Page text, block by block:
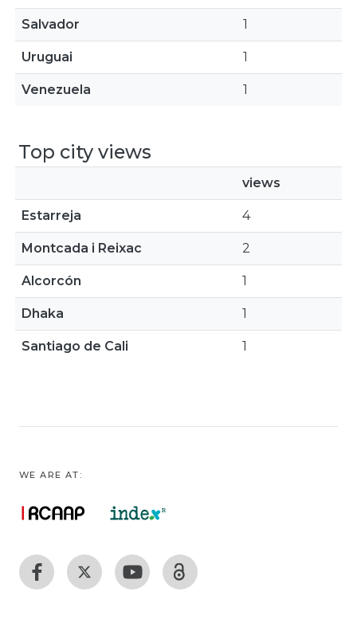
Salvador 1
Uruguai 1
Venezuela 1
Top city views
views
Estarreja 4
Montcada i Reixac 2
Alcorcón 1
Dhaka 1
Santiago de Cali 1
WE ARE AT: